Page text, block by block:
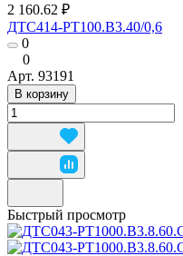
2 160.62 ₽
ДТС414-РТ100.В3.40/0,6
0
0
Арт. 93191
В корзину
Быстрый просмотр